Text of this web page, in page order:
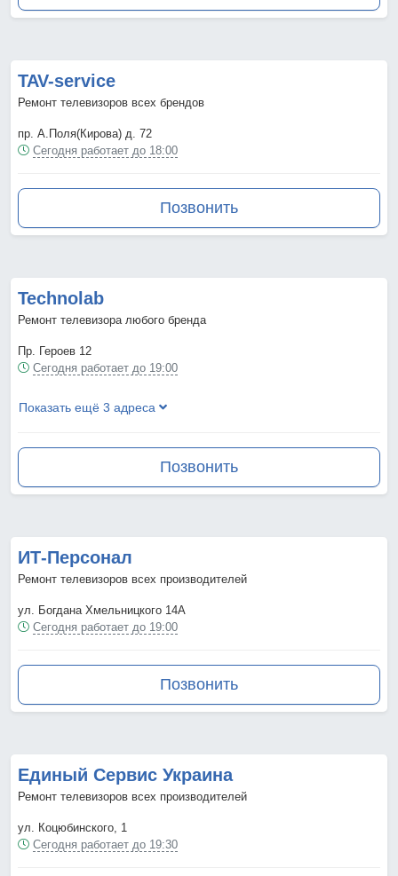
TAV-service
Ремонт телевизоров всех брендов
пр. А.Поля(Кирова) д. 72
Сегодня работает до 18:00
Позвонить
Technolab
Ремонт телевизора любого бренда
Пр. Героев 12
Сегодня работает до 19:00
Показать ещё 3 адреса
Позвонить
ИТ-Персонал
Ремонт телевизоров всех производителей
ул. Богдана Хмельницкого 14А
Сегодня работает до 19:00
Позвонить
Единый Сервис Украина
Ремонт телевизоров всех производителей
ул. Коцюбинского, 1
Сегодня работает до 19:30